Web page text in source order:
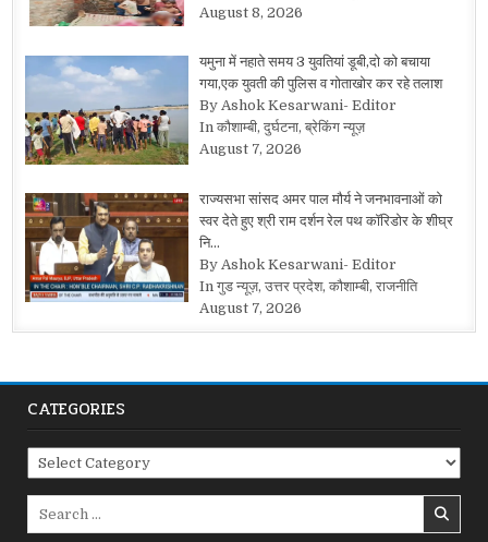
August 8, 2026
यमुना में नहाते समय 3 युवतियां डूबी,दो को बचाया
गया,एक युवती की पुलिस व गोताखोर कर रहे तलाश
By Ashok Kesarwani- Editor
In कौशाम्बी, दुर्घटना, ब्रेकिंग न्यूज़
August 7, 2026
राज्यसभा सांसद अमर पाल मौर्य ने जनभावनाओं को
स्वर देते हुए श्री राम दर्शन रेल पथ कॉरिडोर के शीघ्र
नि…
By Ashok Kesarwani- Editor
In गुड न्यूज़, उत्तर प्रदेश, कौशाम्बी, राजनीति
August 7, 2026
CATEGORIES
Categories